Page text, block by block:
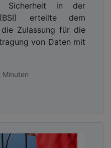
Sicherheit in der
(BSI) erteilte dem
Zulassung für die
von Daten mit